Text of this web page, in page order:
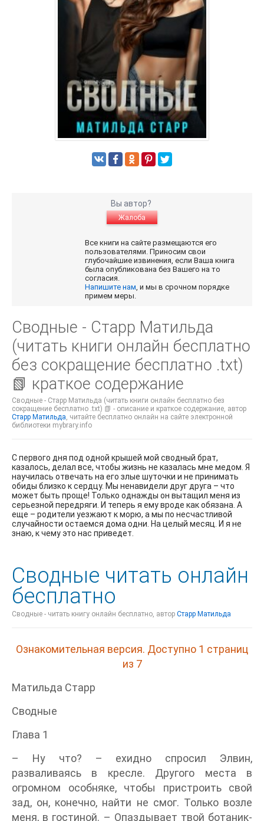
Вы автор?
Жалоба
Все книги на сайте размещаются его
пользователями. Приносим свои
глубочайшие извинения, если Ваша книга
была опубликована без Вашего на то
согласия.
Напишите нам , и мы в срочном порядке
примем меры.
Сводные - Старр Матильда
(читать книги онлайн бесплатно
без сокращение бесплатно .txt)
📗 краткое содержание
Сводные - Старр Матильда (читать книги онлайн бесплатно без
сокращение бесплатно .txt) 📗 - описание и краткое содержание, автор
Старр Матильда , читайте бесплатно онлайн на сайте электронной
библиотеки mybrary.info
С первого дня под одной крышей мой сводный брат,
казалось, делал все, чтобы жизнь не казалась мне медом. Я
научилась отвечать на его злые шуточки и не принимать
обиды близко к сердцу. Мы ненавидели друг друга – что
может быть проще! Только однажды он вытащил меня из
серьезной передряги. И теперь я ему вроде как обязана. А
еще – родители уезжают к морю, а мы по несчастливой
случайности остаемся дома одни. На целый месяц. И я не
знаю, к чему это нас приведет.
Сводные читать онлайн
бесплатно
Сводные - читать книгу онлайн бесплатно, автор Старр Матильда
Ознакомительная версия. Доступно 1 страниц
из 7
Матильда Старр
Сводные
Глава 1
– Ну что? – ехидно спросил Элвин,
разваливаясь в кресле. Другого места в
огромном особняке, чтобы пристроить свой
зад, он, конечно, найти не смог. Только возле
меня, в гостиной. – Опаздывает твой ботаник-